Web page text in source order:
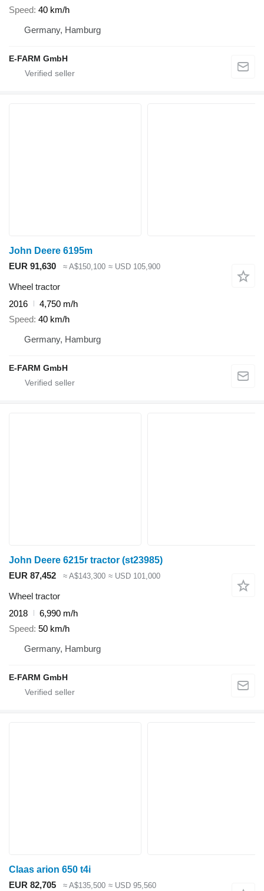
Speed 40 km/h
Germany, Hamburg
E-FARM GmbH
John Deere 6195m
EUR 91,630
≈ A$150,100 ≈ USD 105,900
Wheel tractor
2016
4,750 m/h
Speed 40 km/h
Germany, Hamburg
E-FARM GmbH
John Deere 6215r tractor (st23985)
EUR 87,452
≈ A$143,300 ≈ USD 101,000
Wheel tractor
2018
6,990 m/h
Speed 50 km/h
Germany, Hamburg
E-FARM GmbH
Claas arion 650 t4i
EUR 82,705
≈ A$135,500 ≈ USD 95,560